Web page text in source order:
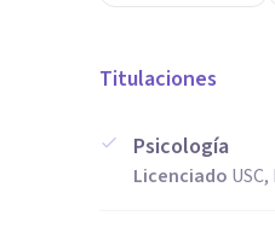
Titulaciones
Psicología
Licenciado